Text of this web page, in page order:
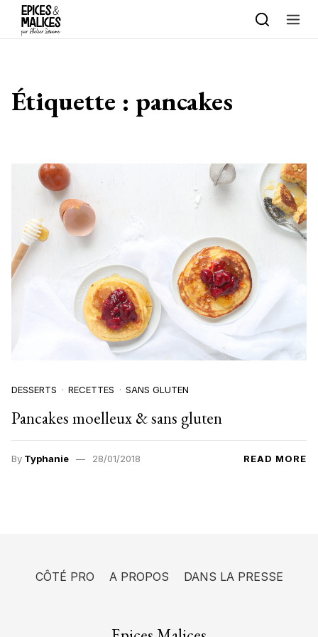
Skip to content
Étiquette : pancakes
DESSERTS RECETTES SANS GLUTEN
Pancakes moelleux & sans gluten
By Typhanie 28/01/2018 READ MORE
CÔTÉ PRO A PROPOS DANS LA PRESSE